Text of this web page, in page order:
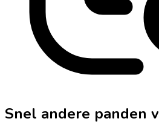
Snel andere panden